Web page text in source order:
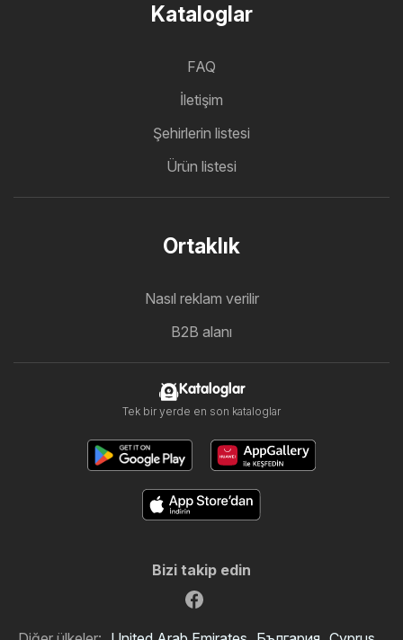
Kataloglar
FAQ
İletişim
Şehirlerin listesi
Ürün listesi
Ortaklık
Nasıl reklam verilir
B2B alanı
Kataloglar
Tek bir yerde en son kataloglar
Bizi takip edin